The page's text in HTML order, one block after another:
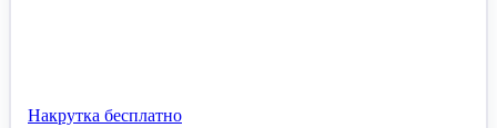
Накрутка бесплатно